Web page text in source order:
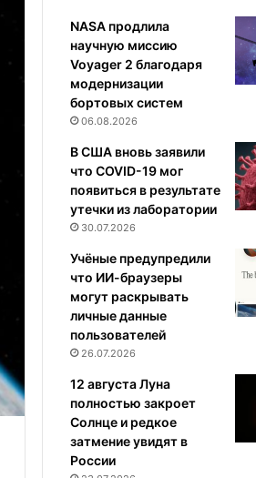
NASA продлила
научную миссию
Voyager 2 благодаря
модернизации
бортовых систем
06.08.2026
В США вновь заявили
что COVID-19 мог
появиться в результате
утечки из лаборатории
30.07.2026
Учёные предупредили
что ИИ-браузеры
могут раскрывать
личные данные
пользователей
26.07.2026
12 августа Луна
полностью закроет
Солнце и редкое
затмение увидят в
России